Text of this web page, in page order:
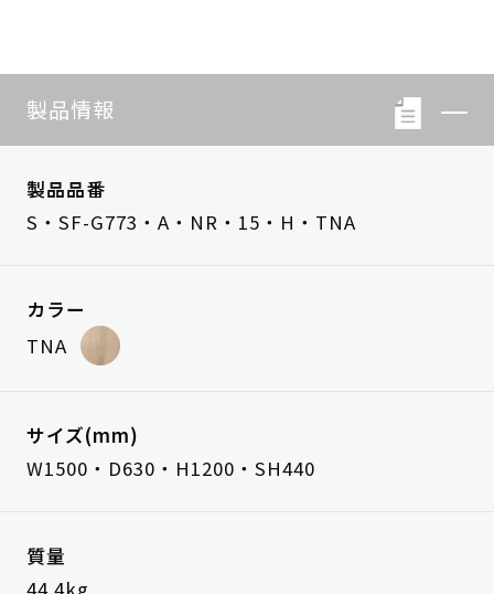
製品情報
製品品番
S・SF-G773・A・NR・15・H・TNA
カラー
TNA
サイズ(mm)
W1500・D630・H1200・SH440
質量
44.4kg